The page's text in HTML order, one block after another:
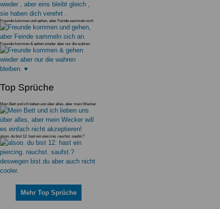
Freunde kommen und gehen, aber Feinde sammeln sich
an.
Freunde kommen & gehen wieder aber nur die wahren
bleiben. ♥
Top Sprüche
Mein Bett und ich lieben uns über alles, aber mein Wecker
will es einfac
alsoo. du bist 12. hast ein piercing. rauchst. saufst.?
deswegen bist du
Mehr Top Sprüche